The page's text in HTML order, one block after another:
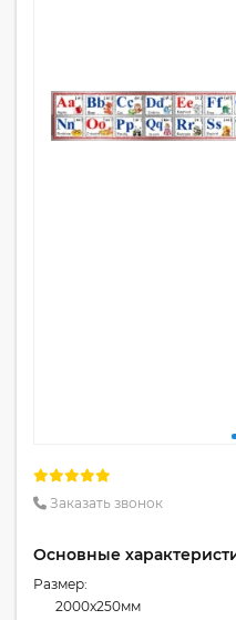
Заказать звонок
Основные
Размер:
2000x250мм